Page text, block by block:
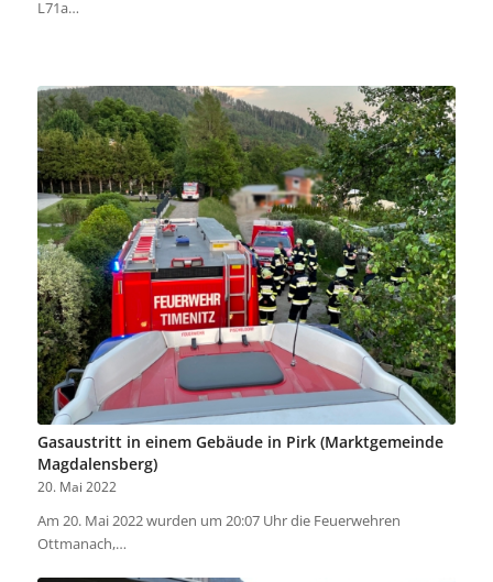
L71a…
Gasaustritt in einem Gebäude in Pirk (Marktgemeinde
Magdalensberg)
20. Mai 2022
Am 20. Mai 2022 wurden um 20:07 Uhr die Feuerwehren
Ottmanach,…